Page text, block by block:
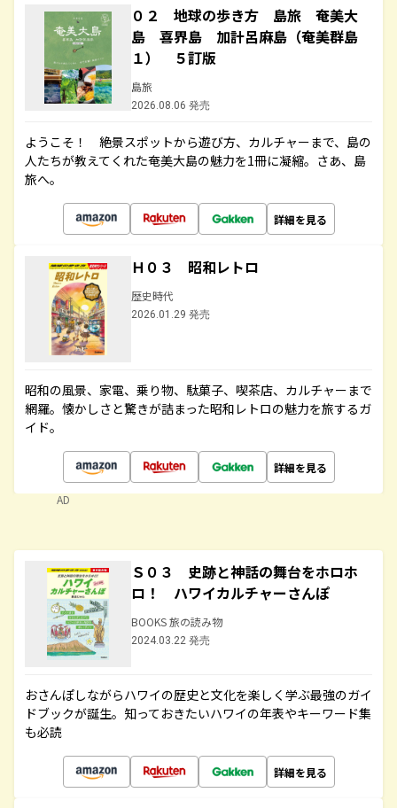
０２ 地球の歩き方 島旅 奄美大
島 喜界島 加計呂麻島（奄美群島
１） ５訂版
島旅
2026.08.06 発売
ようこそ！ 絶景スポットから遊び方、カルチャーまで、島の
人たちが教えてくれた奄美大島の魅力を1冊に凝縮。さあ、島
旅へ。
詳細を見る
Ｈ０３ 昭和レトロ
歴史時代
2026.01.29 発売
昭和の風景、家電、乗り物、駄菓子、喫茶店、カルチャーまで
網羅。懐かしさと驚きが詰まった昭和レトロの魅力を旅するガ
イド。
詳細を見る
AD
Ｓ０３ 史跡と神話の舞台をホロホ
ロ！ ハワイカルチャーさんぽ
BOOKS 旅の読み物
2024.03.22 発売
おさんぽしながらハワイの歴史と文化を楽しく学ぶ最強のガイ
ドブックが誕生。知っておきたいハワイの年表やキーワード集
も必読
詳細を見る